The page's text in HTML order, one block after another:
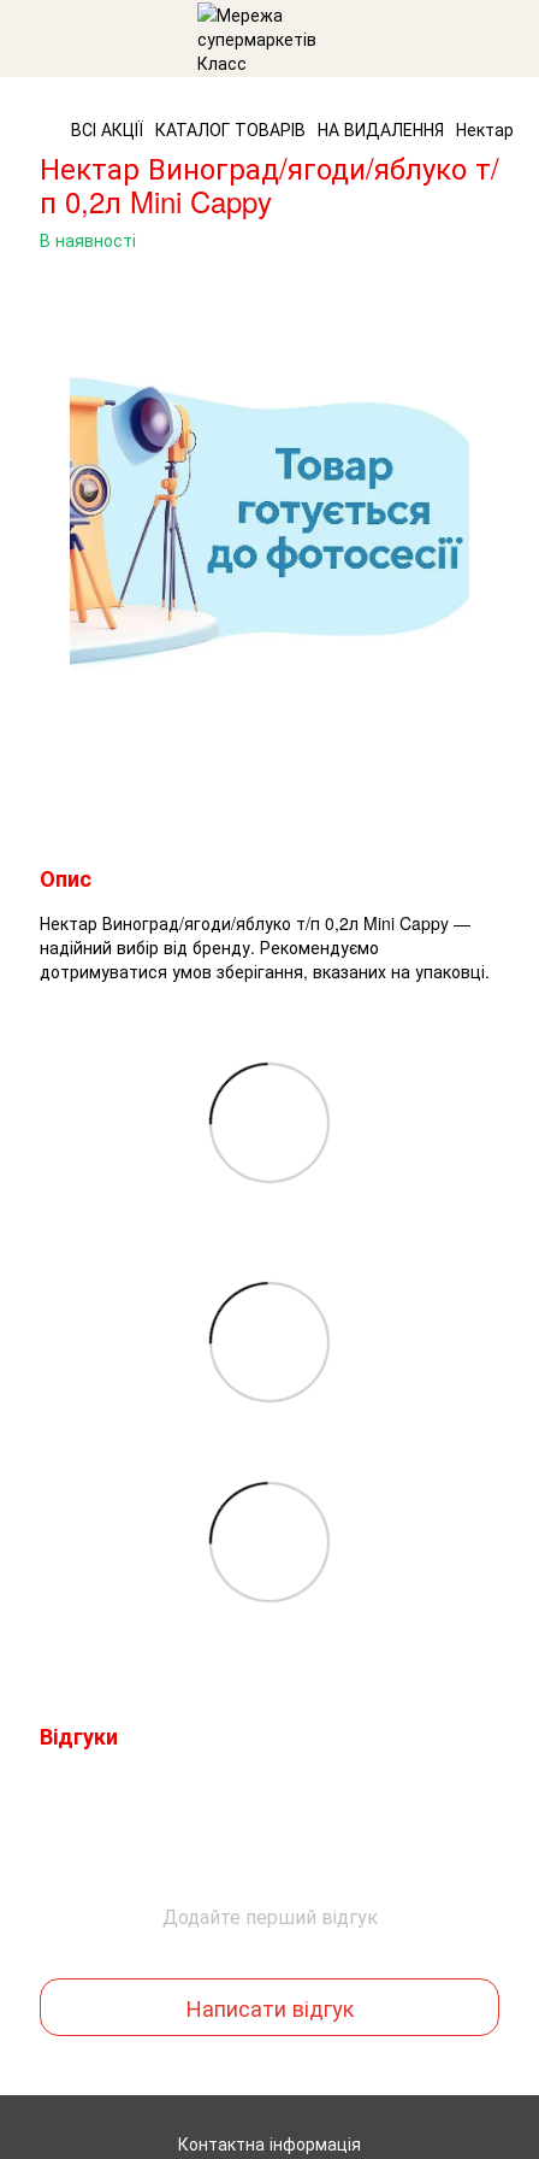
ВСІ АКЦІЇ КАТАЛОГ ТОВАРІВ НА ВИДАЛЕННЯ Нектар
Нектар Виноград/ягоди/яблуко т/
п 0,2л Mini Cappy
В наявності
Опис
Нектар Виноград/ягоди/яблуко т/п 0,2л Mini Cappy —
надійний вибір від бренду. Рекомендуємо
дотримуватися умов зберігання, вказаних на упаковці.
Відгуки
Додайте перший відгук
Написати відгук
Контактна інформація